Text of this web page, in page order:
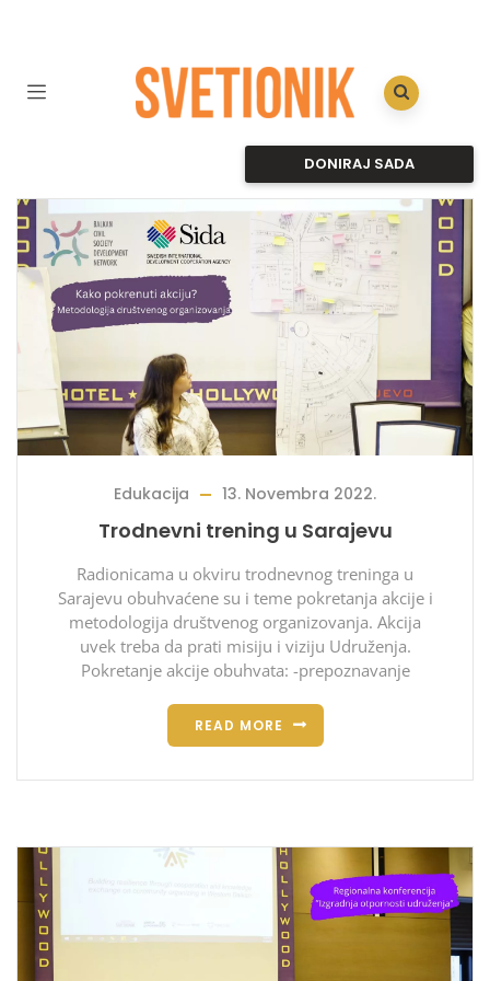
DONIRAJ SADA
Edukacija 13. Novembra 2022.
Trodnevni trening u Sarajevu
Radionicama u okviru trodnevnog treninga u
Sarajevu obuhvaćene su i teme pokretanja akcije i
metodologija društvenog organizovanja. Akcija
uvek treba da prati misiju i viziju Udruženja.
Pokretanje akcije obuhvata: -prepoznavanje
READ MORE